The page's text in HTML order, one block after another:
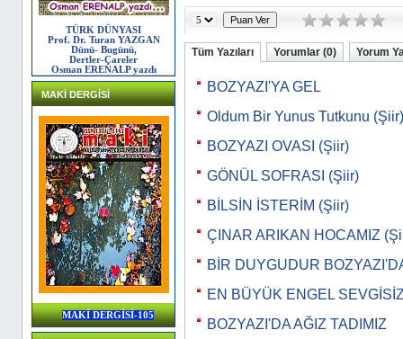
TÜRK DÜNYASI
Prof. Dr. Turan YAZGAN
Dünü- Bugünü,
Dertler-Çareler
Osman ERENALP yazdı
MAKİ DERGİSİ
MAKİ DERGİSİ-105
Tüm Yazıları Yorumlar (0) Yorum
BOZYAZI'YA GEL
Oldum Bir Yunus Tutkunu (Şiir)
BOZYAZI OVASI (Şiir)
GÖNÜL SOFRASI (Şiir)
BİLSİN İSTERİM (Şiir)
ÇINAR ARIKAN HOCAMIZ
BİR DUYGUDUR
EN BÜYÜK ENGEL
BOZYAZI'DA AĞIZ TADIMIZ